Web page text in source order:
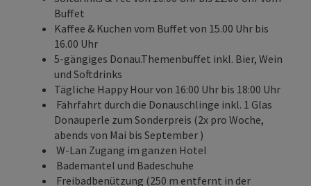
Buffet
Kaffee & Kuchen vom Buffet von 15.00 Uhr bis
16.00 Uhr
5-gängiges Donau.Themenbuffet inkl. Bier, Wein
und Softdrinks
Tägliche Happy Hour von 16:00 Uhr bis 18:00 Uhr
Fährfahrt durch die Donauschlinge inkl. 1 Glas
Donauperle zum Sonderpreis (2x pro Woche,
abends von Mai bis September )
W-Lan Zugang im ganzen Hotel
Bademantel und Badeschuhe
Freibadbenützung (250 m entfernt in der